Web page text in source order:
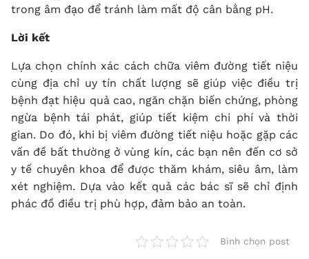
trong âm đạo để tránh làm mất độ cân bằng pH.
Lời kết
Lựa chọn chính xác cách chữa viêm đường tiết niệu
cùng địa chỉ uy tín chất lượng sẽ giúp việc điều trị
bệnh đạt hiệu quả cao, ngăn chặn biến chứng, phòng
ngừa bệnh tái phát, giúp tiết kiệm chi phí và thời
gian. Do đó, khi bị viêm đường tiết niệu hoặc gặp các
vấn đề bất thường ở vùng kín, các bạn nên đến cơ sở
y tế chuyên khoa để được thăm khám, siêu âm, làm
xét nghiệm. Dựa vào kết quả các bác sĩ sẽ chỉ định
phác đồ điều trị phù hợp, đảm bảo an toàn.
Bình chọn post